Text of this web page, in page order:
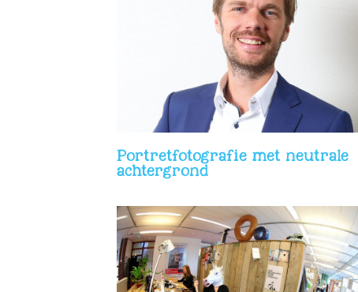
Portretfotografie met neutrale
achtergrond
Foto’s voor recruitment / vacature
websites